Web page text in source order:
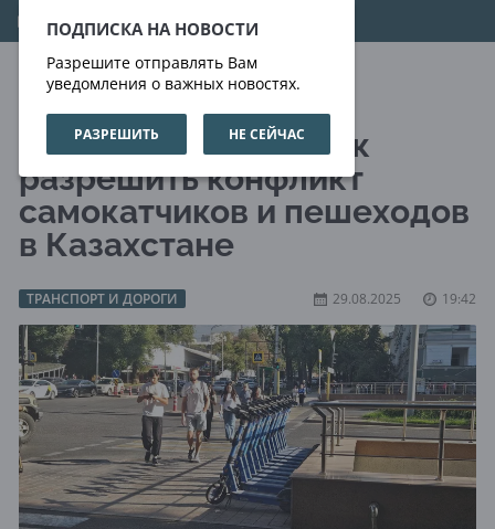
ПОДПИСКА НА НОВОСТИ
Разрешите отправлять Вам
уведомления о важных новостях.
РАЗРЕШИТЬ НЕ СЕЙЧАС
08.08.2026 16:21:52
Война тротуаров: как
разрешить конфликт
самокатчиков и пешеходов
в Казахстане
ТРАНСПОРТ И ДОРОГИ 29.08.2025 19:42